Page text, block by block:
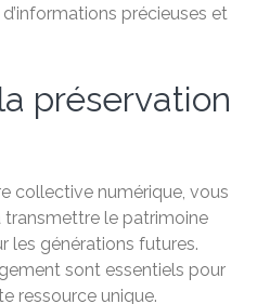
précieuses et
préservation
collective numérique, vous
transmettre le patrimoine
les générations futures.
sont essentiels pour
ressource unique.